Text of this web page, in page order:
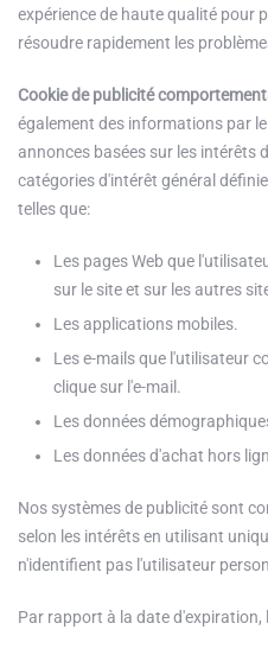
expérience de haute qualité pour
résoudre rapidement les
Cookie de publicité
également des informations par
annonces basées sur les intérêts
catégories d'intérêt général
telles que:
Les pages Web que
sur le site et sur les autres
Les applications mobiles.
Les e-mails que l'utilisateur
clique sur l'e-mail.
Les données
Les données d'achat hors
Nos systèmes de publicité sont
selon les intérêts en utilisant
n'identifient pas l'utilisateur
Par rapport à la date d'expiration,